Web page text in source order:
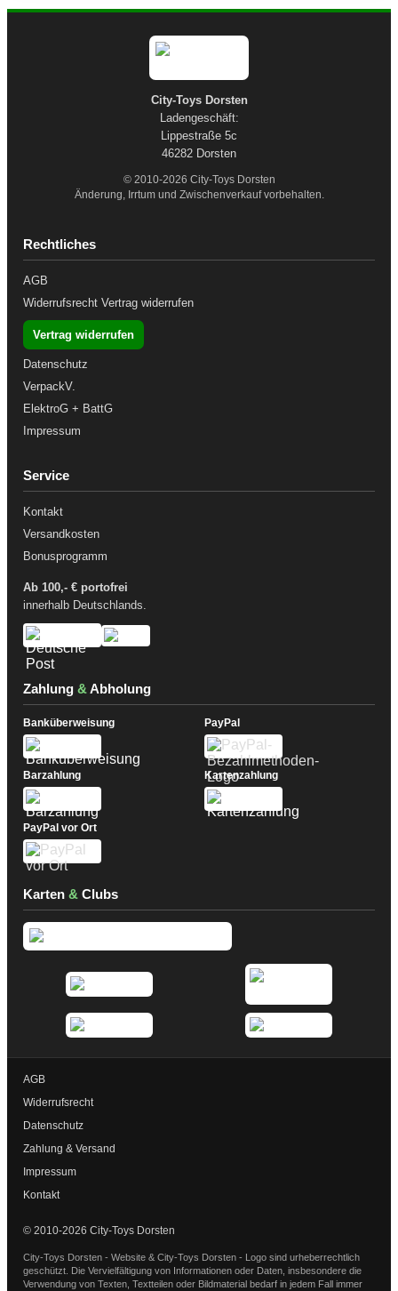
City-Toys Dorsten
Ladengeschäft:
Lippestraße 5c
46282 Dorsten
© 2010-2026 City-Toys Dorsten
Änderung, Irrtum und Zwischenverkauf vorbehalten.
Rechtliches
AGB
Widerrufsrecht Vertrag widerrufen
Vertrag widerrufen
Datenschutz
VerpackV.
ElektroG + BattG
Impressum
Service
Kontakt
Versandkosten
Bonusprogramm
Ab 100,- € portofrei
innerhalb Deutschlands.
Zahlung &Abholung
Banküberweisung PayPal
Barzahlung Kartenzahlung
PayPal vor Ort
Karten & Clubs
AGB
Widerrufsrecht
Datenschutz
Zahlung & Versand
Impressum
Kontakt
© 2010-2026 City-Toys Dorsten
City-Toys Dorsten - Website & City-Toys Dorsten - Logo sind urheberrechtlich
geschützt. Die Vervielfältigung von Informationen oder Daten, insbesondere die
Verwendung von Texten, Textteilen oder Bildmaterial bedarf in jedem Fall immer